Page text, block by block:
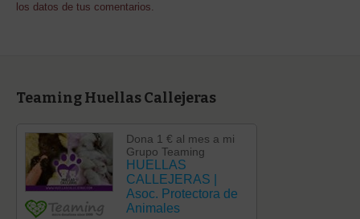
los datos de tus comentarios.
Teaming Huellas Callejeras